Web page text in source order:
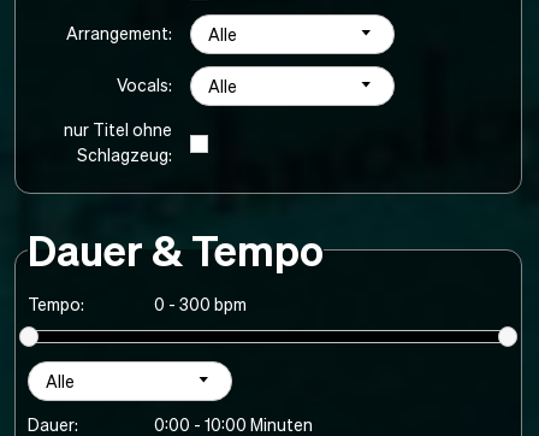
Arrangement: Alle
Vocals: Alle
nur Titel ohne
Schlagzeug:
Dauer & Tempo
Tempo: 0 - 300 bpm
Alle
Dauer: 0:00 - 10:00 Minuten